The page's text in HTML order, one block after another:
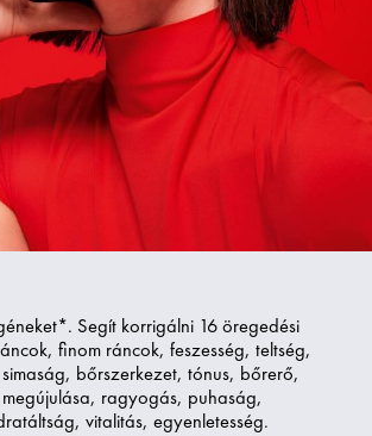
Segít korrigálni 16 öregedési
finom ráncok, feszesség, teltség,
bőrszerkezet, tónus, bőrerő,
ragyogás, puhaság,
vitalitás, egyenletesség.